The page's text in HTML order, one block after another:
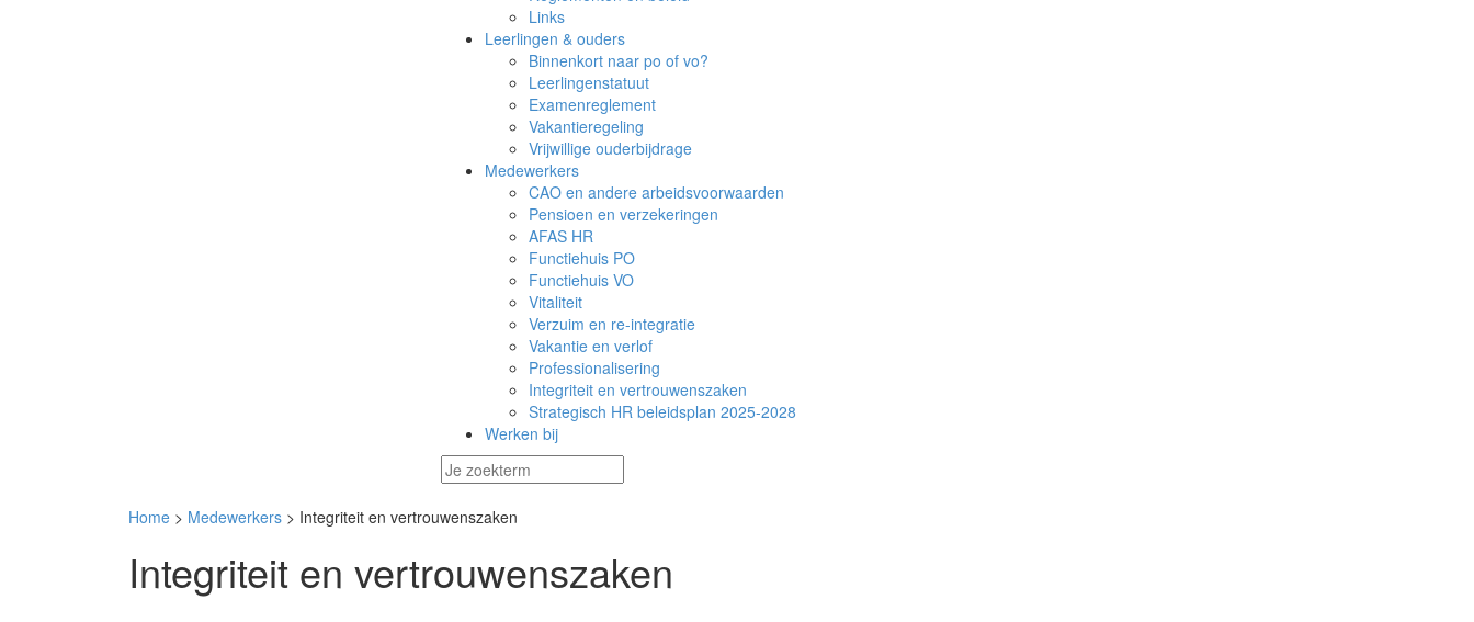
Links
Leerlingen & ouders
Binnenkort naar po of vo?
Leerlingenstatuut
Examenreglement
Vakantieregeling
Vrijwillige ouderbijdrage
Medewerkers
CAO en andere arbeidsvoorwaarden
Pensioen en verzekeringen
AFAS HR
Functiehuis PO
Functiehuis VO
Vitaliteit
Verzuim en re-integratie
Vakantie en verlof
Professionalisering
Integriteit en vertrouwenszaken
Strategisch HR beleidsplan 2025-2028
Werken bij
Home > Medewerkers > Integriteit en vertrouwenszaken
Integriteit en vertrouwenszaken